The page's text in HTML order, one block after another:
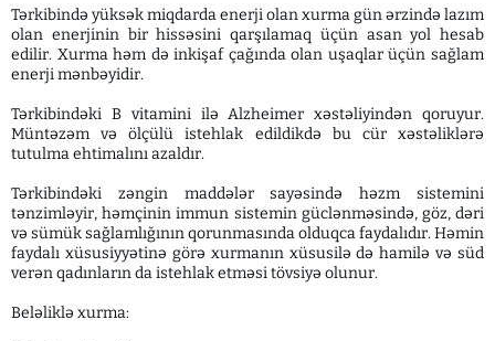
Tərkibində yüksək miqdarda enerji olan xurma gün ərzində lazım
olan enerjinin bir hissəsini qarşılamaq üçün asan yol hesab
edilir. Xurma həm də inkişaf çağında olan uşaqlar üçün sağlam
enerji mənbəyidir.
Tərkibindəki B vitamini ilə Alzheimer xəstəliyindən qoruyur.
Müntəzəm və ölçülü istehlak edildikdə bu cür xəstəliklərə
tutulma ehtimalını azaldır.
Tərkibindəki zəngin maddələr sayəsində həzm sistemini
tənzimləyir, həmçinin immun sistemin güclənməsində, göz, dəri
və sümük sağlamlığının qorunmasında olduqca faydalıdır. Həmin
faydalı xüsusiyyətinə görə xurmanın xüsusilə də hamilə və süd
verən qadınların da istehlak etməsi tövsiyə olunur.
Beləliklə xurma: